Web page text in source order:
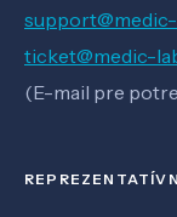
ticket@medic-
(E-mail pre